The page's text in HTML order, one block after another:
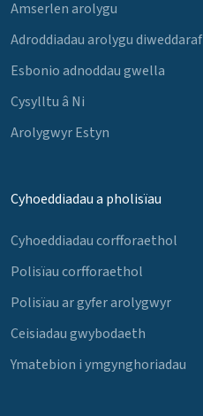
Amserlen arolygu
Adroddiadau arolygu diweddaraf
Esbonio adnoddau gwella
Cysylltu â Ni
Arolygwyr Estyn
Cyhoeddiadau a pholisïau
Cyhoeddiadau corfforaethol
Polisïau corfforaethol
Polisïau ar gyfer arolygwyr
Ceisiadau gwybodaeth
Ymatebion i ymgynghoriadau